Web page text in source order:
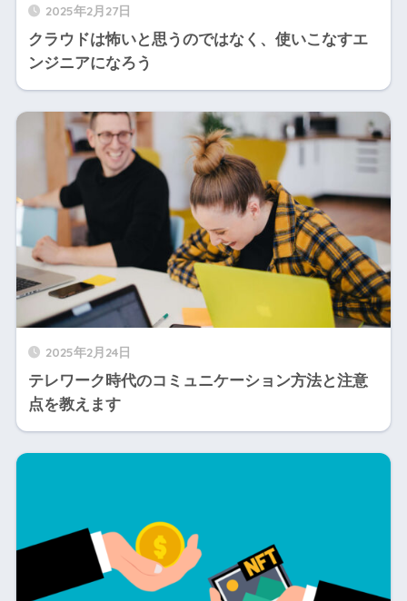
2025年2月27日
クラウドは怖いと思うのではなく、使いこなすエ
ンジニアになろう
2025年2月24日
テレワーク時代のコミュニケーション方法と注意
点を教えます